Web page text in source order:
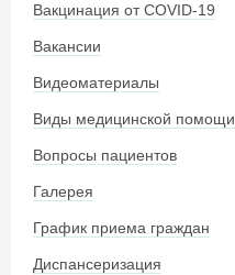
Вакцинация от COVID-19
Вакансии
Видеоматериалы
Виды медицинской помощи
Вопросы пациентов
Галерея
График приема граждан
Диспансеризация